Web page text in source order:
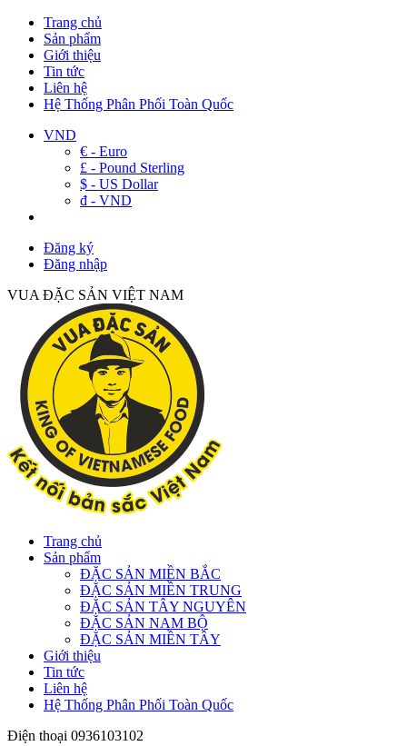
Trang chủ
Sản phẩm
Giới thiệu
Tin tức
Liên hệ
Hệ Thống Phân Phối Toàn Quốc
VND
€ - Euro
£ - Pound Sterling
$ - US Dollar
đ - VND
Đăng ký
Đăng nhập
VUA ĐẶC SẢN VIỆT NAM
Trang chủ
Sản phẩm
ĐẶC SẢN MIỀN BẮC
ĐẶC SẢN MIỀN TRUNG
ĐẶC SẢN TÂY NGUYÊN
ĐẶC SẢN NAM BỘ
ĐẶC SẢN MIỀN TÂY
Giới thiệu
Tin tức
Liên hệ
Hệ Thống Phân Phối Toàn Quốc
Điện thoại 0936103102